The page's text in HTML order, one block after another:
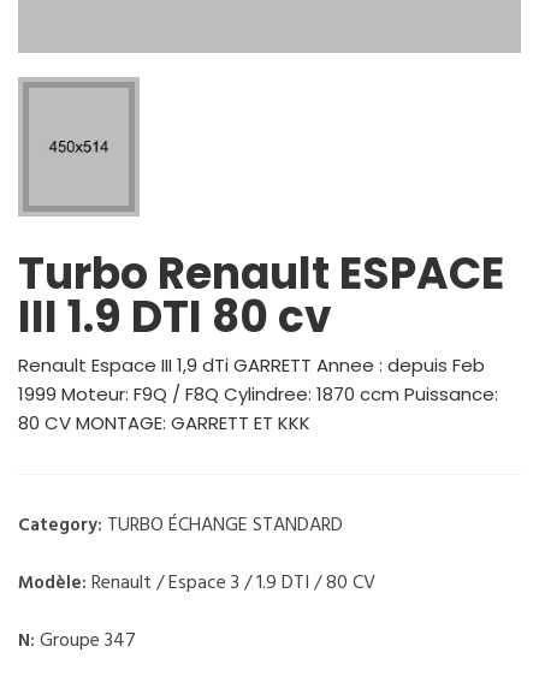
Turbo Renault ESPACE
III 1.9 DTI 80 cv
Renault Espace III 1,9 dTi GARRETT Annee : depuis Feb
1999 Moteur: F9Q / F8Q Cylindree: 1870 ccm Puissance:
80 CV MONTAGE: GARRETT ET KKK
Category: TURBO ÉCHANGE STANDARD
Modèle: Renault / Espace 3 / 1.9 DTI / 80 CV
N: Groupe 347